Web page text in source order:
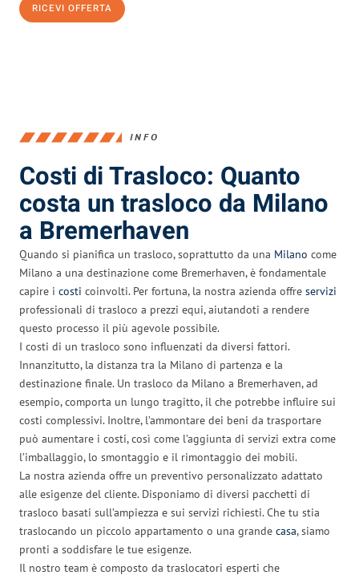
RICEVI OFFERTA
INFO
Costi di Trasloco: Quanto
costa un trasloco da Milano
a Bremerhaven
Quando si pianifica un trasloco, soprattutto da una Milano come
Milano a una destinazione come Bremerhaven, è fondamentale
capire i costi coinvolti. Per fortuna, la nostra azienda offre servizi
professionali di trasloco a prezzi equi, aiutandoti a rendere
questo processo il più agevole possibile.
I costi di un trasloco sono influenzati da diversi fattori.
Innanzitutto, la distanza tra la Milano di partenza e la
destinazione finale. Un trasloco da Milano a Bremerhaven, ad
esempio, comporta un lungo tragitto, il che potrebbe influire sui
costi complessivi. Inoltre, l’ammontare dei beni da trasportare
può aumentare i costi, così come l’aggiunta di servizi extra come
l’imballaggio, lo smontaggio e il rimontaggio dei mobili.
La nostra azienda offre un preventivo personalizzato adattato
alle esigenze del cliente. Disponiamo di diversi pacchetti di
trasloco basati sull’ampiezza e sui servizi richiesti. Che tu stia
traslocando un piccolo appartamento o una grande casa, siamo
pronti a soddisfare le tue esigenze.
Il nostro team è composto da traslocatori esperti che